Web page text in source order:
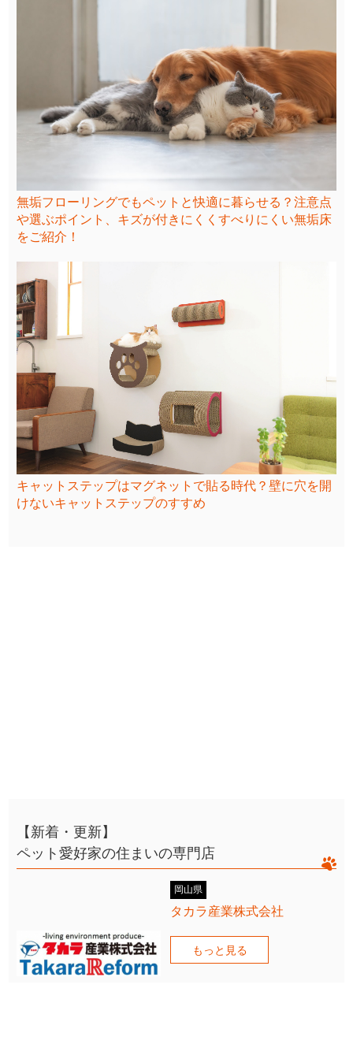
無垢フローリングでもペットと快適に暮らせる？注意点
や選ぶポイント、キズが付きにくくすべりにくい無垢床
をご紹介！
キャットステップはマグネットで貼る時代？壁に穴を開
けないキャットステップのすすめ
【新着・更新】
ペット愛好家の住まいの専門店
岡山県
タカラ産業株式会社
もっと見る